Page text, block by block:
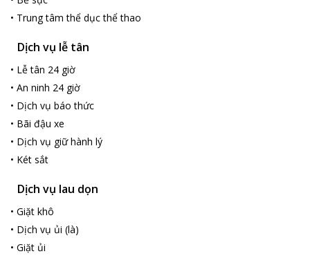
Khách sạn sẽ đóng cửa bể bơi từ 17-29/12/2022.
• Trung tâm thể dục thể thao
Dịch vụ lễ tân
• Lễ tân 24 giờ
• An ninh 24 giờ
• Dịch vụ báo thức
• Bãi đậu xe
• Dịch vụ giữ hành lý
• Két sắt
Dịch vụ lau dọn
• Giặt khô
• Dịch vụ ủi (là)
• Giặt ủi